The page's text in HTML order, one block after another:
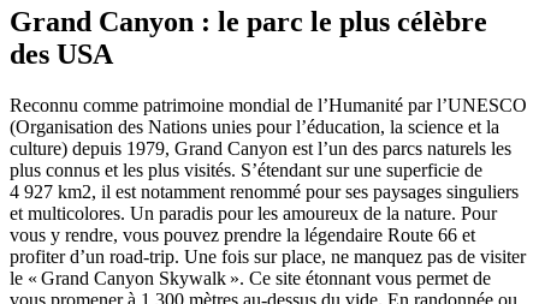
Grand Canyon : le parc le plus célèbre
des USA
Reconnu comme patrimoine mondial de l’Humanité par l’UNESCO
(Organisation des Nations unies pour l’éducation, la science et la
culture) depuis 1979, Grand Canyon est l’un des parcs naturels les
plus connus et les plus visités. S’étendant sur une superficie de
4 927 km2, il est notamment renommé pour ses paysages singuliers
et multicolores. Un paradis pour les amoureux de la nature. Pour
vous y rendre, vous pouvez prendre la légendaire Route 66 et
profiter d’un road-trip. Une fois sur place, ne manquez pas de visiter
le « Grand Canyon Skywalk ». Ce site étonnant vous permet de
vous promener à 1 300 mètres au-dessus du vide. En randonnée ou